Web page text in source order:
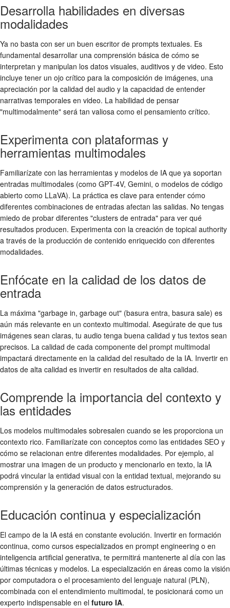
Desarrolla habilidades en diversas
modalidades
Ya no basta con ser un buen escritor de prompts textuales. Es
fundamental desarrollar una comprensión básica de cómo se
interpretan y manipulan los datos visuales, auditivos y de video. Esto
incluye tener un ojo crítico para la composición de imágenes, una
apreciación por la calidad del audio y la capacidad de entender
narrativas temporales en video. La habilidad de pensar
"multimodalmente" será tan valiosa como el pensamiento crítico.
Experimenta con plataformas y
herramientas multimodales
Familiarízate con las herramientas y modelos de IA que ya soportan
entradas multimodales (como GPT-4V, Gemini, o modelos de código
abierto como LLaVA). La práctica es clave para entender cómo
diferentes combinaciones de entradas afectan las salidas. No tengas
miedo de probar diferentes "clusters de entrada" para ver qué
resultados producen. Experimenta con la creación de topical authority
a través de la producción de contenido enriquecido con diferentes
modalidades.
Enfócate en la calidad de los datos de
entrada
La máxima "garbage in, garbage out" (basura entra, basura sale) es
aún más relevante en un contexto multimodal. Asegúrate de que tus
imágenes sean claras, tu audio tenga buena calidad y tus textos sean
precisos. La calidad de cada componente del prompt multimodal
impactará directamente en la calidad del resultado de la IA. Invertir en
datos de alta calidad es invertir en resultados de alta calidad.
Comprende la importancia del contexto y
las entidades
Los modelos multimodales sobresalen cuando se les proporciona un
contexto rico. Familiarízate con conceptos como las entidades SEO y
cómo se relacionan entre diferentes modalidades. Por ejemplo, al
mostrar una imagen de un producto y mencionarlo en texto, la IA
podrá vincular la entidad visual con la entidad textual, mejorando su
comprensión y la generación de datos estructurados.
Educación continua y especialización
El campo de la IA está en constante evolución. Invertir en formación
continua, como cursos especializados en prompt engineering o en
inteligencia artificial generativa, te permitirá mantenerte al día con las
últimas técnicas y modelos. La especialización en áreas como la visión
por computadora o el procesamiento del lenguaje natural (PLN),
combinada con el entendimiento multimodal, te posicionará como un
experto indispensable en el futuro IA.